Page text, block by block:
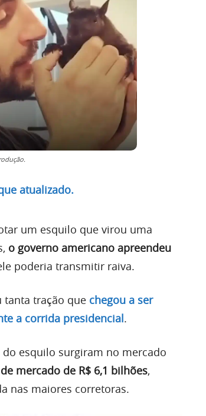
atualizado.
um esquilo que virou uma
o governo americano apreendeu
poderia transmitir raiva.
tração que chegou a ser
a corrida presidencial.
esquilo surgiram no mercado
mercado de R$ 6,1 bilhões,
nas maiores corretoras.